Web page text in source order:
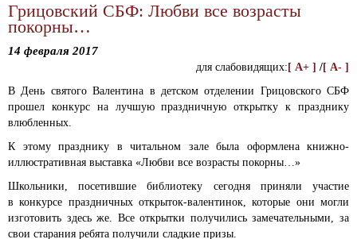
Грицовский СБФ: Любви все возрасты
покорны…
14 февраля 2017
для слабовидящих: [ A+ ] /[ A- ]
В День святого Валентина в детском отделении Грицовского СБФ
прошел конкурс на лучшую праздничную открытку к празднику
влюбленных.
К этому празднику в читальном зале была оформлена книжно-
иллюстративная выставка «Любви все возрасты покорны…»
Школьники, посетившие библиотеку сегодня приняли участие
в конкурсе праздничных открыток-валентинок, которые они могли
изготовить здесь же. Все открытки получились замечательными, за
свои старания ребята получили сладкие призы.